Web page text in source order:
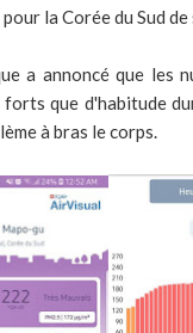
la Corée du Sud
a annoncé que les
que d'habitude
à bras le corps.